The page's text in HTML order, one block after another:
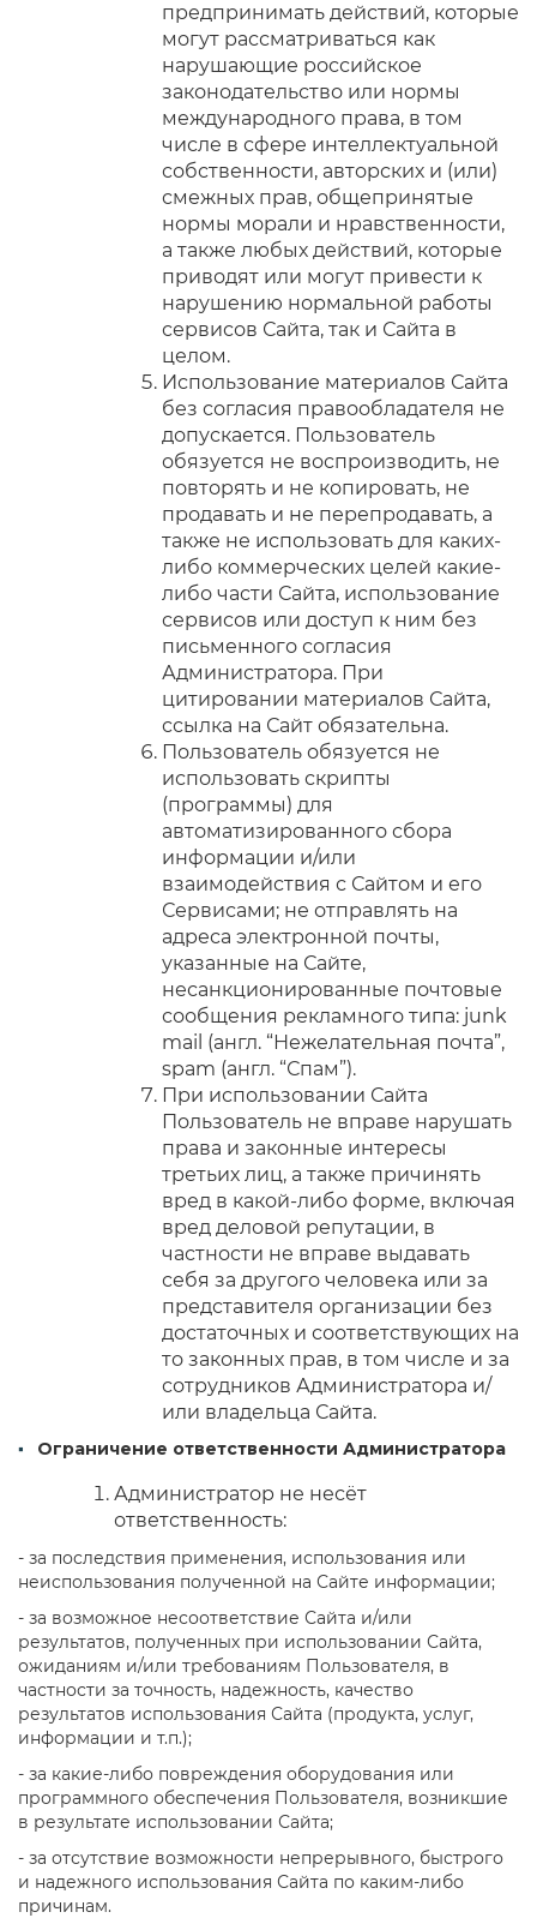
предпринимать действий, которые
могут рассматриваться как
нарушающие российское
законодательство или нормы
международного права, в том
числе в сфере интеллектуальной
собственности, авторских и (или)
смежных прав, общепринятые
нормы морали и нравственности,
а также любых действий, которые
приводят или могут привести к
нарушению нормальной работы
сервисов Сайта, так и Сайта в
целом.
Использование материалов Сайта
без согласия правообладателя не
допускается. Пользователь
обязуется не воспроизводить, не
повторять и не копировать, не
продавать и не перепродавать, а
также не использовать для каких-
либо коммерческих целей какие-
либо части Сайта, использование
сервисов или доступ к ним без
письменного согласия
Администратора. При
цитировании материалов Сайта,
ссылка на Сайт обязательна.
Пользователь обязуется не
использовать скрипты
(программы) для
автоматизированного сбора
информации и/или
взаимодействия с Сайтом и его
Сервисами; не отправлять на
адреса электронной почты,
указанные на Сайте,
несанкционированные почтовые
сообщения рекламного типа: junk
mail (англ. “Нежелательная почта”,
spam (англ. “Спам”).
При использовании Сайта
Пользователь не вправе нарушать
права и законные интересы
третьих лиц, а также причинять
вред в какой-либо форме, включая
вред деловой репутации, в
частности не вправе выдавать
себя за другого человека или за
представителя организации без
достаточных и соответствующих на
то законных прав, в том числе и за
сотрудников Администратора и/
или владельца Сайта.
Ограничение ответственности Администратора
Администратор не несёт
ответственность:
- за последствия применения, использования или
неиспользования полученной на Сайте информации;
- за возможное несоответствие Сайта и/или
результатов, полученных при использовании Сайта,
ожиданиям и/или требованиям Пользователя, в
частности за точность, надежность, качество
результатов использования Сайта (продукта, услуг,
информации и т.п.);
- за какие-либо повреждения оборудования или
программного обеспечения Пользователя, возникшие
в результате использовании Сайта;
- за отсутствие возможности непрерывного, быстрого
и надежного использования Сайта по каким-либо
причинам.